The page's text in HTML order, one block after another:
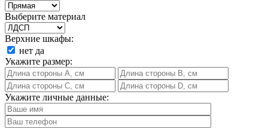
Выберите материал
Верхние шкафы:
нет да
Укажите размер:
Укажите личные данные: